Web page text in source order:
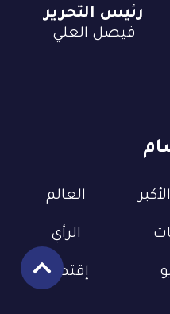
العالم
الرأي
إقتصاد
رئيس التحرير
فيصل العلي